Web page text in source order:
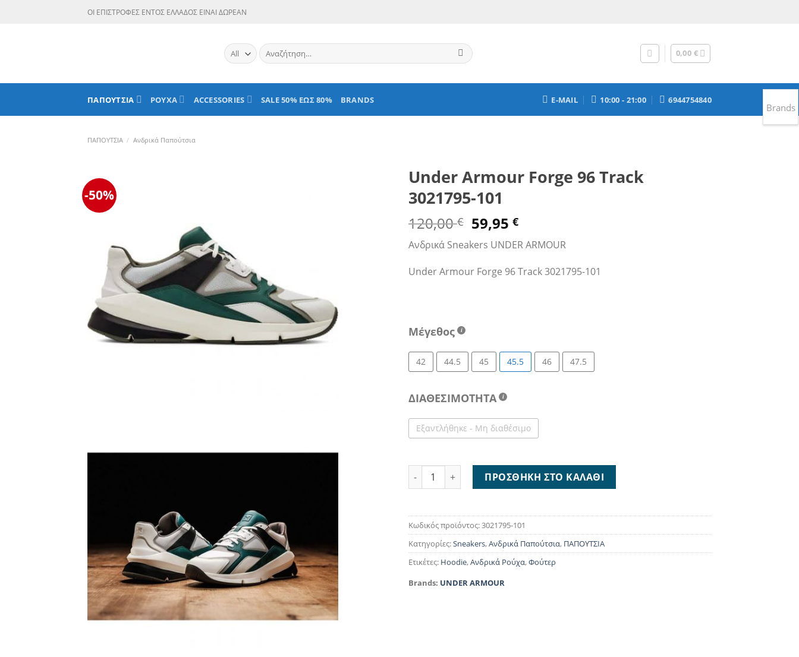
ΟΙ ΕΠΙΣΤΡΟΦΕΣ ΕΝΤΟΣ ΕΛΛΑΔΟΣ ΕΙΝΑΙ ΔΩΡΕΑΝ
Αναζήτηση
για:
0,00 €
ΠΑΠΟΥΤΣΙΑ ΡΟΥΧΑ ACCESSORIES SALE 50% ΕΩΣ 80% BRANDS E-MAIL 10:00 - 21:00 6944754840
ΠΑΠΟΥΤΣΙΑ / Ανδρικά Παπούτσια
-50%
Under Armour Forge 96 Track
3021795-101
120,00€ Original
price
was:
120,00 €.
59,95€Η
τρέχουσα
τιμή
είναι:
59,95 €.
Ανδρικά Sneakers UNDER ARMOUR
Under Armour Forge 96 Track 3021795-101
Μέγεθος
42 44.5 45 45.5 46 47.5
ΔΙΑΘΕΣΙΜΟΤΗΤΑ
Εξαντλήθηκε - Μη διαθέσιμο
Under Armour Forge 96 Track 3021795-101 ποσότητα
ΠΡΟΣΘΉΚΗ ΣΤΟ ΚΑΛΆΘΙ
Κωδικός προϊόντος:3021795-101
Κατηγορίες:Sneakers,Ανδρικά Παπούτσια, ΠΑΠΟΥΤΣΙΑ
Ετικέτες: Hoodie,Ανδρικά Ρούχα,Φούτερ
Brands: UNDER ARMOUR
Brands